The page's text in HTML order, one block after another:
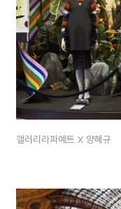
갤러리라파예트 X 양혜규